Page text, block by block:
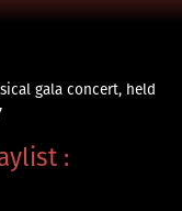
gala concert, held
: